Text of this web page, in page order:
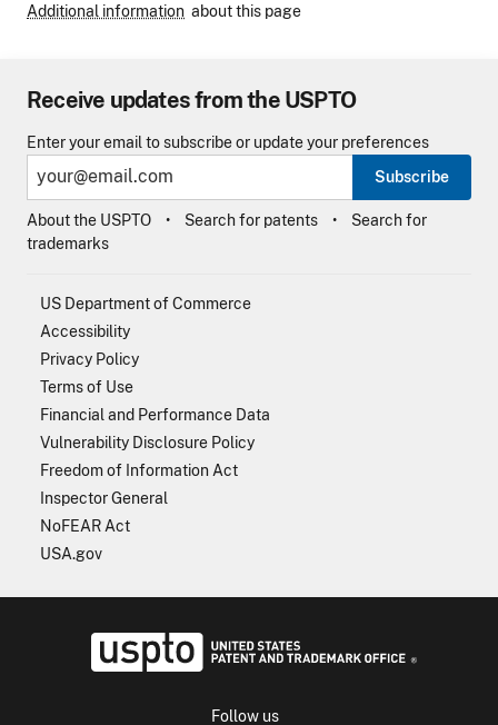
Additional information about this page
Receive updates from the USPTO
Enter your email to subscribe or update your preferences
Subscribe
About the USPTO Search for patents
Search for
trademarks
US Department of Commerce
Accessibility
Privacy Policy
Terms of Use
Financial and Performance Data
Vulnerability Disclosure Policy
Freedom of Information Act
Inspector General
NoFEAR Act
USA.gov
Follow us